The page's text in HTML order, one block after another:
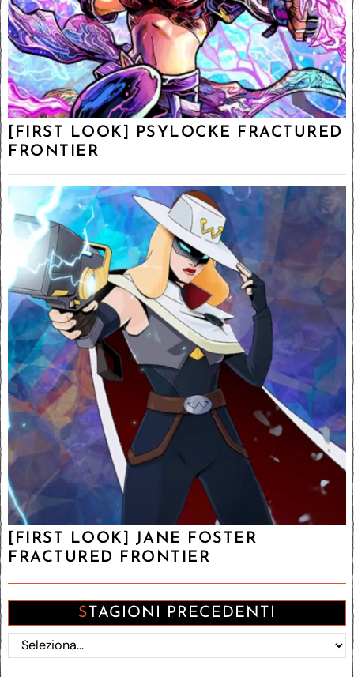
[FIRST LOOK] PSYLOCKE FRACTURED
FRONTIER
[FIRST LOOK] JANE FOSTER
FRACTURED FRONTIER
STAGIONI PRECEDENTI